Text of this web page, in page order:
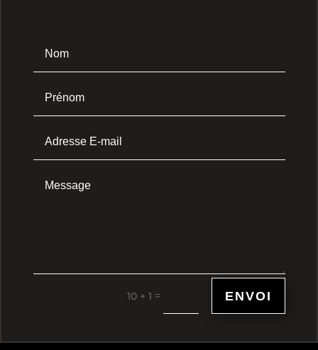
10 + 1 = ENVOI